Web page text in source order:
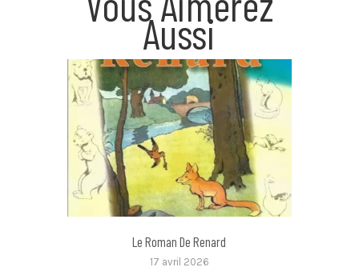
Aussi
Le Roman De Renard
17 avril 2026